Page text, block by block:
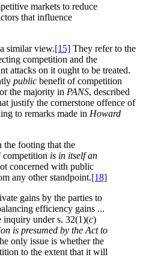
markets to reduce
that influence
similar view.[15] They refer to the
competition and the
attacks on it ought to be treated.
public benefit of competition
the majority in PANS, described
justify the cornerstone offence of
to remarks made in Howard
the footing that the
competition is in itself an
concerned with public
any other standpoint.[18]
gains by the parties to
efficiency gains ...
inquiry under s. 32(1)(c)
is presumed by the Act to
only issue is whether the
to the extent that it will